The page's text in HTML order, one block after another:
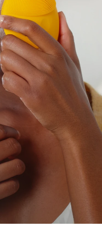
我的订阅
畅销产品
预计送达日期8/11/26
预计送达日期 8/10/26
预计送达日期 8/10/26
预计送达日期
预计送达日期 8/10/26